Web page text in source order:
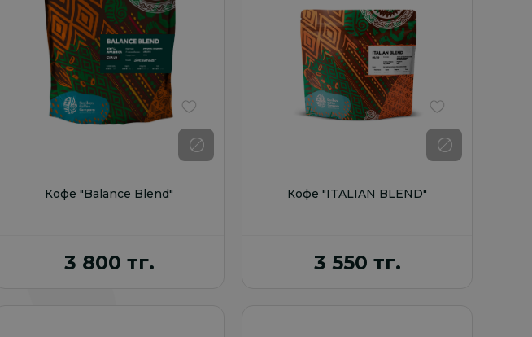
Кофе "Balance Blend"
3 800 тг.
В избранное
Кофе "ITALIAN BLEND"
3 550 тг.
В избранное